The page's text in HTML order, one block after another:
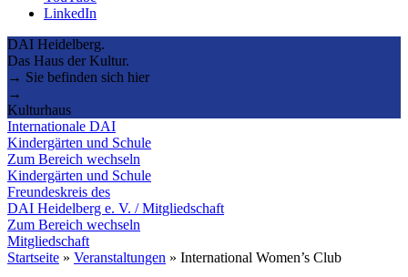
LinkedIn
DAI Heidelberg.
Das Haus der Kultur.
→ Sie befinden sich hier
→
Kulturhaus
Internationale DAI
Kindergärten und Schule
Zum Bereich wechseln
Kindergärten und Schule
Freundeskreis des
DAI Heidelberg e. V. / Mitgliedschaft
Zum Bereich wechseln
Mitgliedschaft
Startseite » Veranstaltungen » International Women’s Club